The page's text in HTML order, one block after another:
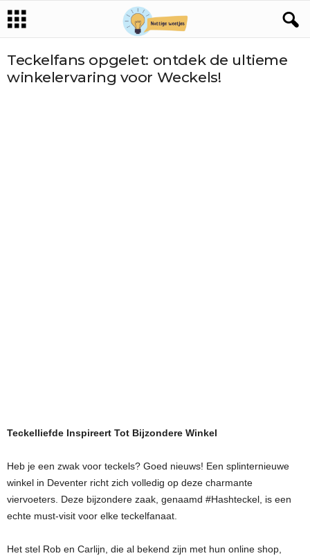
Teckelfans opgelet: ontdek de ultieme
winkelervaring voor Weckels!
Teckelliefde Inspireert Tot Bijzondere Winkel
Heb je een zwak voor teckels? Goed nieuws! Een splinternieuwe
winkel in Deventer richt zich volledig op deze charmante
viervoeters. Deze bijzondere zaak, genaamd #Hashteckel, is een
echte must-visit voor elke teckelfanaat.
Het stel Rob en Carlijn, die al bekend zijn met hun online shop,